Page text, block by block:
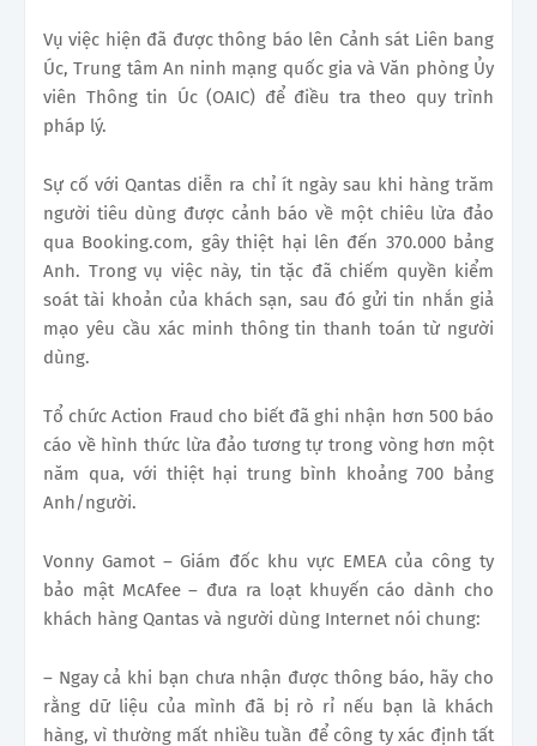
Vụ việc hiện đã được thông báo lên Cảnh sát Liên bang
Úc, Trung tâm An ninh mạng quốc gia và Văn phòng Ủy
viên Thông tin Úc (OAIC) để điều tra theo quy trình
pháp lý.
Sự cố với Qantas diễn ra chỉ ít ngày sau khi hàng trăm
người tiêu dùng được cảnh báo về một chiêu lừa đảo
qua Booking.com, gây thiệt hại lên đến 370.000 bảng
Anh. Trong vụ việc này, tin tặc đã chiếm quyền kiểm
soát tài khoản của khách sạn, sau đó gửi tin nhắn giả
mạo yêu cầu xác minh thông tin thanh toán từ người
dùng.
Tổ chức Action Fraud cho biết đã ghi nhận hơn 500 báo
cáo về hình thức lừa đảo tương tự trong vòng hơn một
năm qua, với thiệt hại trung bình khoảng 700 bảng
Anh/người.
Vonny Gamot – Giám đốc khu vực EMEA của công ty
bảo mật McAfee – đưa ra loạt khuyến cáo dành cho
khách hàng Qantas và người dùng Internet nói chung:
– Ngay cả khi bạn chưa nhận được thông báo, hãy cho
rằng dữ liệu của mình đã bị rò rỉ nếu bạn là khách
hàng, vì thường mất nhiều tuần để công ty xác định tất